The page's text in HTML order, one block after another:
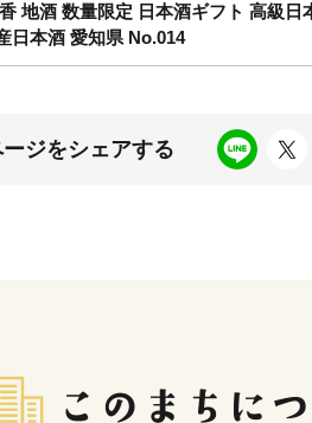
酒 数量限定 日本酒ギフト 高級
日本酒 愛知県 No.014
ジをシェアする